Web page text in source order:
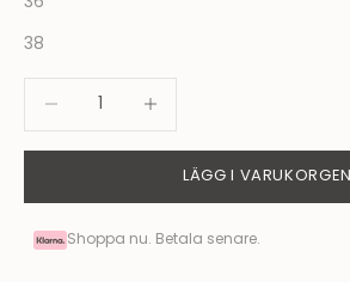
38
LÄGG I VARUKORGEN
Shoppa nu. Betala senare.